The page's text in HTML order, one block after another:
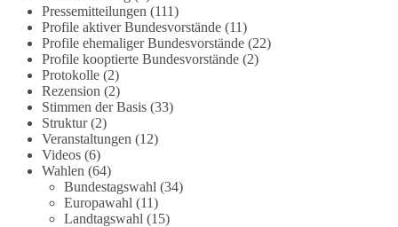
Wieder ein Beispiel dafür, warum wir 1 Milliarde
für freie Medien fordern sollten: 👉 Jetzt Petition
unterzeichnen
#dieBasis #Energie #Versorgungssicherheit
#Infrastruktur #Technologieoffen
26 69 Auf Facebook ansehen
Pressemitteilungen (111)
Profile aktiver Bundesvorstände(11)
Profile ehemaliger Bundesvorstände(22)
Profile kooptierte Bundesvorstände(2)
Protokolle(2)
Rezension (2)
Stimmen der Basis(33)
Struktur(2)
Veranstaltungen (12)
Videos(6)
Wahlen (64)
Bundestagswahl (34)
Europawahl (11)
Landtagswahl (15)